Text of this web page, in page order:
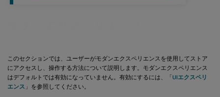
このセクションでは、ユーザーがモダンエクスペリエンスを使用してストア
にアクセスし、操作する方法について説明します。モダンエクスペリエンス
はデフォルトでは有効になっていません。有効にするには、「UIエクスペリ
エンス 」を参照してください。